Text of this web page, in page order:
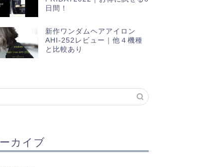
日間！
新作ワンダムヘアアイロン
AHI-252レビュー｜他４機種
と比較あり
アーカイブ